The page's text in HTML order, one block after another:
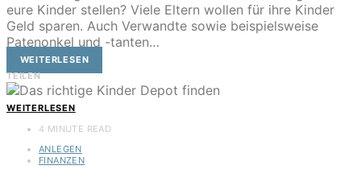
eure Kinder stellen? Viele Eltern wollen für ihre Kinder
Geld sparen. Auch Verwandte sowie beispielsweise
Patenonkel und -tanten…
WEITERLESEN
TEILEN
WEITERLESEN
4 MINUTE READ
ANLEGEN
FINANZEN